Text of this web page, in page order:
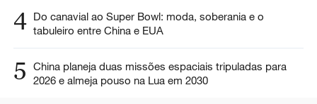
4 Do canavial ao Super Bowl: moda, soberania e o
tabuleiro entre China e EUA
5
China planeja duas missões espaciais tripuladas para
2026 e almeja pouso na Lua em 2030